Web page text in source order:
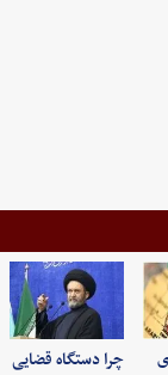
چرا دستگاه قضایی